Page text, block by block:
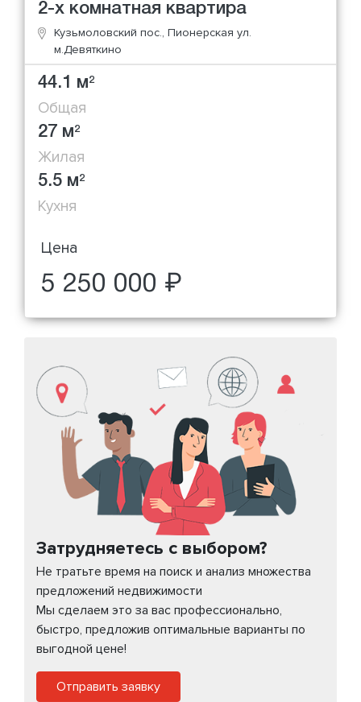
2-х комнатная квартира
Кузьмоловский пос., Пионерская ул.
м.Девяткино
44.1 м2
Общая
27 м2
Жилая
5.5 м2
Кухня
Цена
5 250 000 ₽
Затрудняетесь с выбором?
Не тратьте время на поиск и анализ множества
предложений недвижимости
Мы сделаем это за вас профессионально,
быстро, предложив оптимальные варианты по
выгодной цене!
Отправить заявку